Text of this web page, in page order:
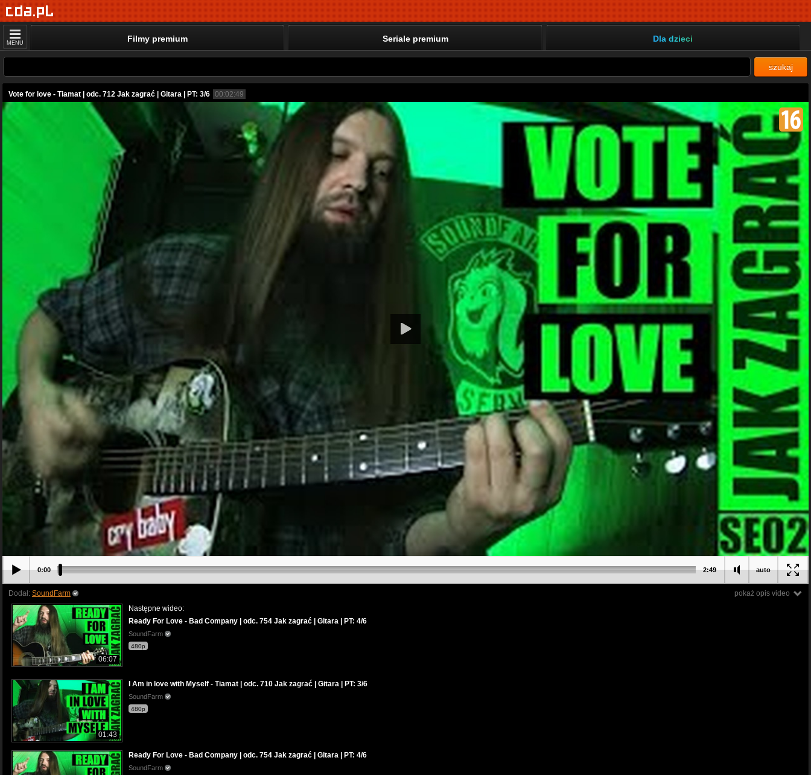
MENU Filmy premium Seriale premium Dla dzieci
szukaj
Vote for love - Tiamat | odc. 712 Jak zagrać | Gitara | PT: 3/6 00:02:49
auto
0:00 2:49
pokaż opis video
Dodał: SoundFarm
06:07
Następne wideo:
Ready For Love - Bad Company | odc. 754 Jak zagrać | Gitara | PT: 4/6
SoundFarm
480p
01:43
I Am in love with Myself - Tiamat | odc. 710 Jak zagrać | Gitara | PT: 3/6
SoundFarm
480p
Ready For Love - Bad Company | odc. 754 Jak zagrać | Gitara | PT: 4/6
SoundFarm